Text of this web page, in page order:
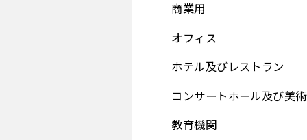
商業用
オフィス
ホテル及びレストラン
コンサートホール及び美
教育機関